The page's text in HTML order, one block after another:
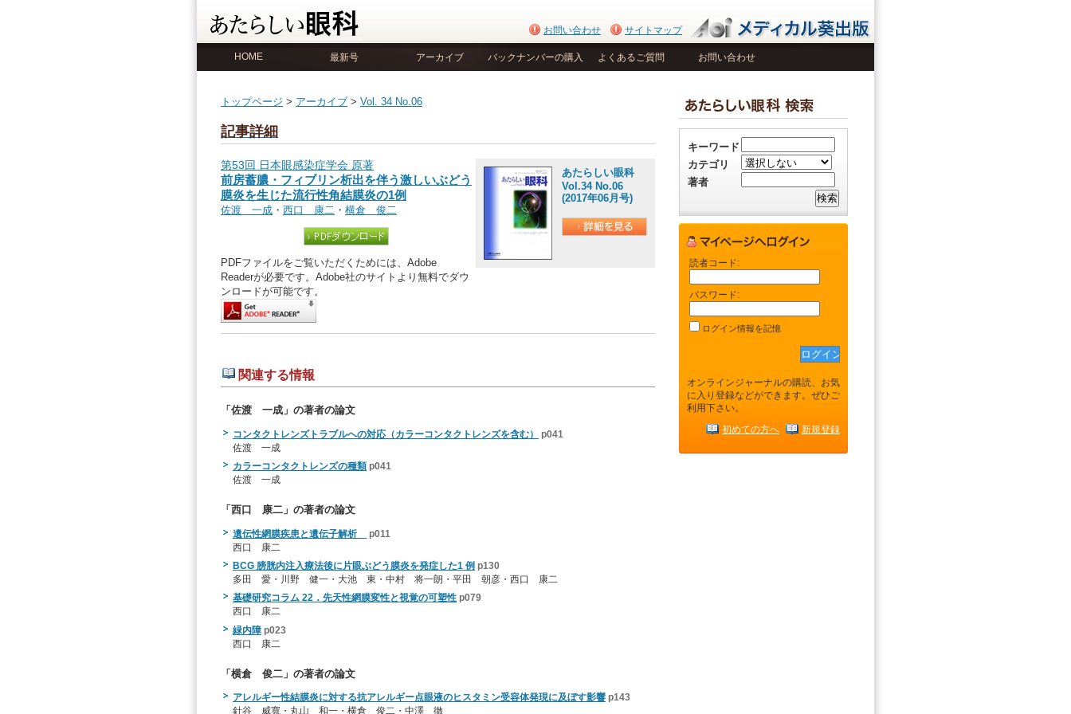
お問い合わせ サイトマップ
HOME 最新号 アーカイブ バックナンバーの購入 よくあるご質問 お問い合わせ
トップページ > アーカイブ > Vol. 34 No.06
記事詳細
あたらしい眼科
Vol.34 No.06
(2017年06月号)
第53回 日本眼感染症学会 原著
前房蓄膿・フィブリン析出を伴う激しいぶどう
膜炎を生じた流行性角結膜炎の1例
佐渡 一成 ・ 西口 康二 ・ 横倉 俊二
PDFファイルをご覧いただくためには、Adobe
Readerが必要です。Adobe社のサイトより無料でダウ
ンロードが可能です。
関連する情報
「佐渡 一成」の著者の論文
コンタクトレンズトラブルへの対応（カラーコンタクトレンズを含む）
p041
佐渡 一成
カラーコンタクトレンズの種類 p041
佐渡 一成
「西口 康二」の著者の論文
遺伝性網膜疾患と遺伝子解析
p011
西口 康二
BCG 膀胱内注入療法後に片眼ぶどう膜炎を発症した1 例 p130
多田 愛・川野 健一・大池 東・中村 将一朗・平田 朝彦・西口 康二
基礎研究コラム 22．先天性網膜変性と視覚の可塑性 p079
西口 康二
緑内障 p023
西口 康二
「横倉 俊二」の著者の論文
アレルギー性結膜炎に対する抗アレルギー点眼液のヒスタミン受容体発現に及ぼす影響 p143
針谷 威寬・丸山 和一・横倉 俊二・中澤 徹
キーワード
カテゴリ
著者
読者コード:
パスワード:
ログイン情報を記憶
オンラインジャーナルの購読、お気
に入り登録などができます。ぜひご
利用下さい。
初めての方へ 新規登録